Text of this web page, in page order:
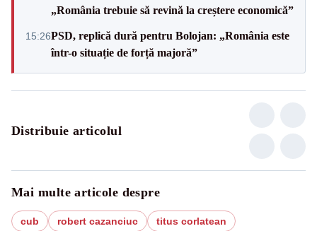
„România trebuie să revină la creștere economică”
15:26PSD, replică dură pentru Bolojan: „România este
într-o situație de forță majoră”
Distribuie articolul
Mai multe articole despre
cub robert cazanciuc titus corlatean